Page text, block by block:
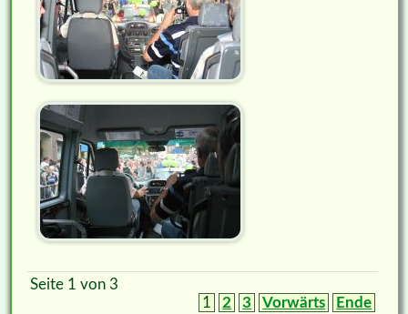
Seite 1 von 3
1
2 3 Vorwärts Ende